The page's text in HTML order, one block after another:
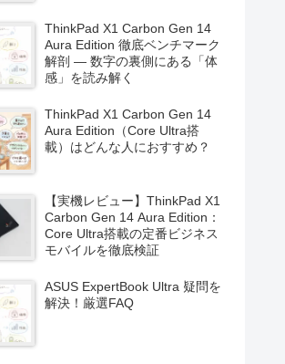
ThinkPad X1 Carbon Gen 14
Aura Edition 徹底ベンチマーク
解剖 ― 数字の裏側にある「体
感」を読み解く
ThinkPad X1 Carbon Gen 14
Aura Edition（Core Ultra搭
載）はどんな人におすすめ？
【実機レビュー】ThinkPad X1
Carbon Gen 14 Aura Edition：
Core Ultra搭載の定番ビジネス
モバイルを徹底検証
ASUS ExpertBook Ultra 疑問を
解決！厳選FAQ